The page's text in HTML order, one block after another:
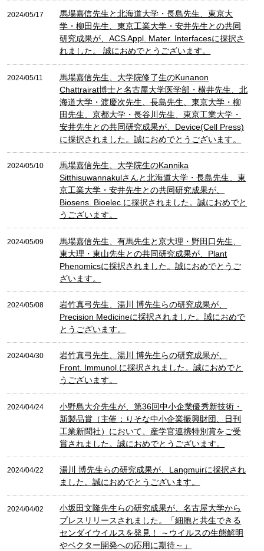
2024/05/17
馬場嘉信先生と北海道大学・長島先生、東京大
学・柳田先生、東京工業大学・安井先生との共同
研究成果が、ACS Appl. Mater. Interfacesに採択さ
れました。 誠におめでとうございます。
2024/05/11
馬場嘉信先生、大学院修了生のKunanon
Chattrairat博士と名古屋大学医学部・横井先生、北
海道大学・渡慶次先生、長島先生、東京大学・柳
田先生、京都大学・長谷川先生、東京工業大学・
安井先生との共同研究成果が、Device(Cell Press)
に採択されました。誠におめでとうございます。
2024/05/10
馬場嘉信先生、大学院生のKannika
Sitthisuwannakulさんと北海道大学・長島先生、東
京工業大学・安井先生との共同研究成果が、
Biosens. Bioelec.に採択されました。誠におめでと
うございます。
2024/05/09
馬場嘉信先生、有馬先生と京大理・野田口先生、
東大理・東山先生との共同研究成果が、Plant
Phenomicsに採択されました。誠におめでとうご
ざいます。
2024/05/08
岩竹真弓先生、湯川 博先生らの研究成果が、
Precision Medicineに採択されました。誠におめで
とうございます。
2024/04/30
岩竹真弓先生、湯川 博先生らの研究成果が、
Front. Immunol.に採択されました。誠におめでと
うございます。
2024/04/24
小野島大介先生が、第36回中小企業優秀新技術・
新製品賞（主催：りそな中小企業振興財団、日刊
工業新聞社）において、産学官連携特別賞をご受
賞されました。誠におめでとうございます。
2024/04/22
湯川 博先生らの研究成果が、Langmuirに採択され
ました。誠におめでとうございます。
2024/04/02
小坂田文隆先生らの研究成果が、名古屋大学から
プレスリリースされました。「細胞と共生できる
センダイウイルスを発見！ ～ウイルスの生態解明
やベクター開発への応用に期待～」